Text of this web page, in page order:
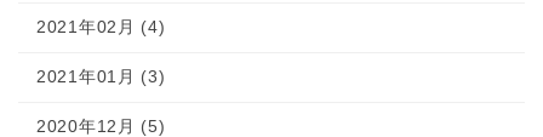
2021年02月 (4)
2021年01月 (3)
2020年12月 (5)